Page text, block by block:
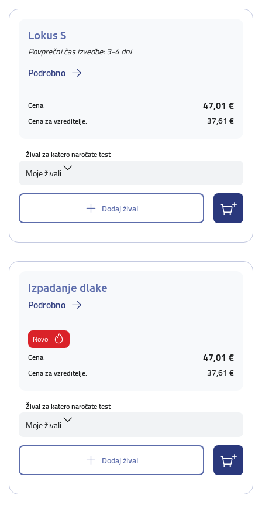
Lokus S
Povprečni čas izvedbe: 3-4 dni
Podrobno
Cena: 47,01 €
Cena za vzreditelje: 37,61 €
Žival za katero naročate test
Moje živali
Dodaj žival
Izpadanje dlake
Podrobno
Novo
Cena:
47,01 €
Cena za vzreditelje: 37,61 €
Žival za katero naročate test
Moje živali
Dodaj žival